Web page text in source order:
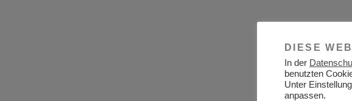
DIESE
In der
benutzten
Unter
anpassen.